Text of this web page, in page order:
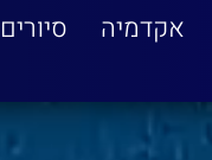
אקדמיה סיורים